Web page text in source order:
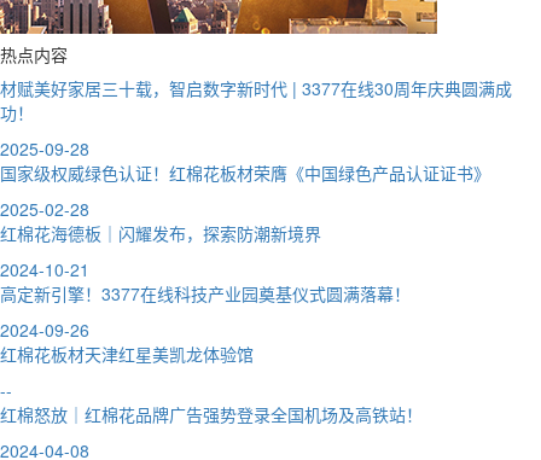
热点内容
材赋美好家居三十载，智启数字新时代 | 3377在线30周年庆典圆满成
功！
2025-09-28
国家级权威绿色认证！红棉花板材荣膺《中国绿色产品认证证书》
2025-02-28
红棉花海德板｜闪耀发布，探索防潮新境界
2024-10-21
高定新引擎！3377在线科技产业园奠基仪式圆满落幕！
2024-09-26
红棉花板材天津红星美凯龙体验馆
--
红棉怒放｜红棉花品牌广告强势登录全国机场及高铁站！
2024-04-08